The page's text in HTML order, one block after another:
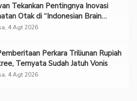
Tekankan Pentingnya Inovasi
Otak di “Indonesian Brain
2026 UPN Veteran Jakarta”
4 Agt 2026
Perkara Triliunan Rupiah
Ternyata Sudah Jatuh Vonis
4 Agt 2026